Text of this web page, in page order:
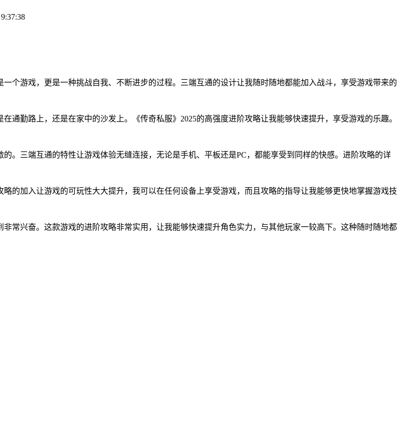
个游戏，更是一种挑战自我、不断进步的过程。三端互通的设计让我随时随地都能加入战斗，享受游戏带来的
通勤路上，还是在家中的沙发上。《传奇私服》2025的高强度进阶攻略让我能够快速提升，享受游戏的乐趣。
。三端互通的特性让游戏体验无缝连接，无论是手机、平板还是PC，都能享受到同样的快感。进阶攻略的详
的加入让游戏的可玩性大大提升，我可以在任何设备上享受游戏，而且攻略的指导让我能够更快地掌握游戏技
常兴奋。这款游戏的进阶攻略非常实用，让我能够快速提升角色实力，与其他玩家一较高下。这种随时随地都